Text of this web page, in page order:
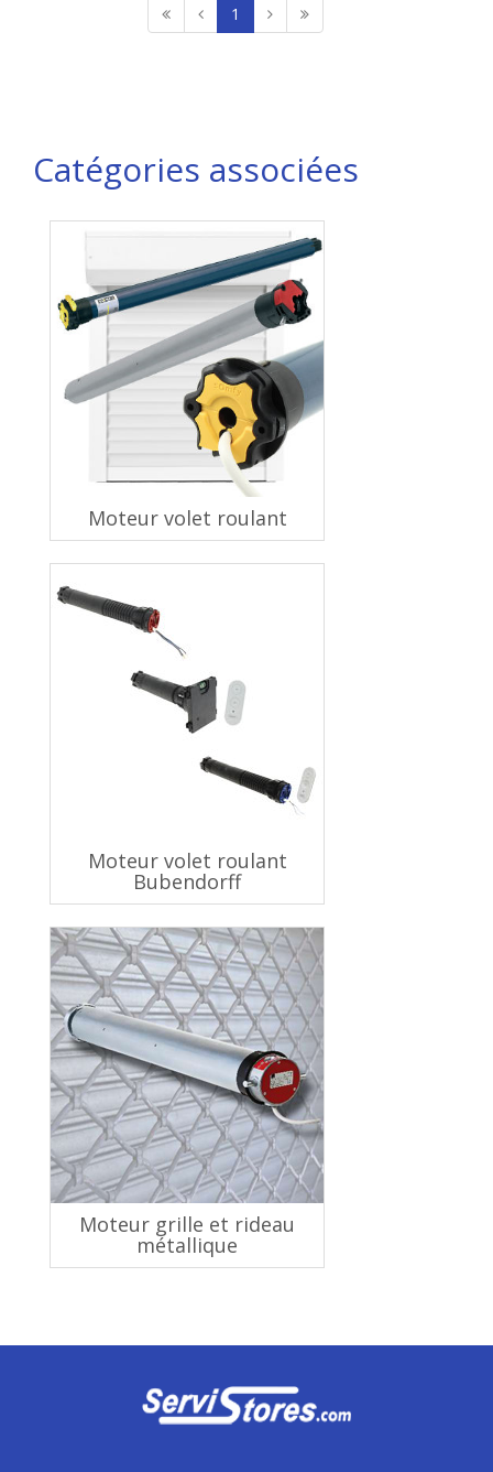
1
Catégories associées
Moteur volet roulant
Moteur volet roulant
Bubendorff
Moteur grille et rideau
métallique